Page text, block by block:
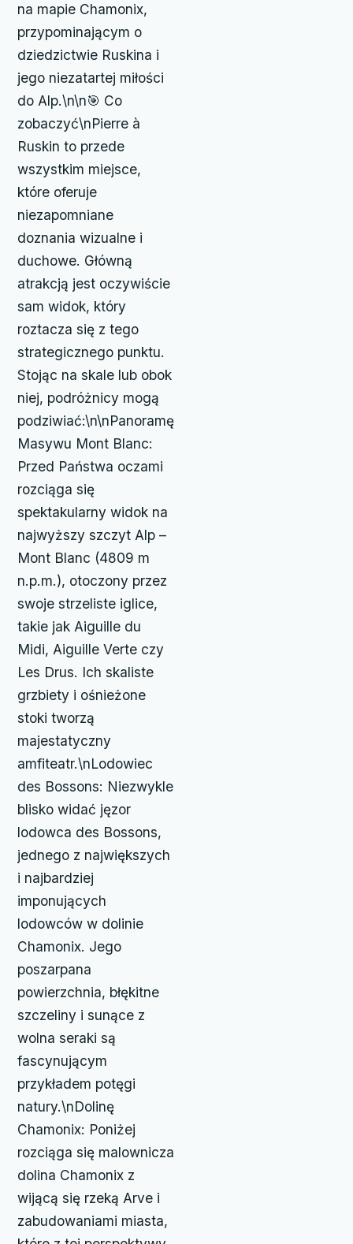
na mapie Chamonix,
przypominającym o
dziedzictwie Ruskina i
jego niezatartej miłości
do Alp.\n\n🎯 Co
zobaczyć\nPierre à
Ruskin to przede
wszystkim miejsce,
które oferuje
niezapomniane
doznania wizualne i
duchowe. Główną
atrakcją jest oczywiście
sam widok, który
roztacza się z tego
strategicznego punktu.
Stojąc na skale lub obok
niej, podróżnicy mogą
podziwiać:\n\nPanoramę
Masywu Mont Blanc:
Przed Państwa oczami
rozciąga się
spektakularny widok na
najwyższy szczyt Alp –
Mont Blanc (4809 m
n.p.m.), otoczony przez
swoje strzeliste iglice,
takie jak Aiguille du
Midi, Aiguille Verte czy
Les Drus. Ich skaliste
grzbiety i ośnieżone
stoki tworzą
majestatyczny
amfiteatr.\nLodowiec
des Bossons: Niezwykle
blisko widać jęzor
lodowca des Bossons,
jednego z największych
i najbardziej
imponujących
lodowców w dolinie
Chamonix. Jego
poszarpana
powierzchnia, błękitne
szczeliny i sunące z
wolna seraki są
fascynującym
przykładem potęgi
natury.\nDolinę
Chamonix: Poniżej
rozciąga się malownicza
dolina Chamonix z
wijącą się rzeką Arve i
zabudowaniami miasta,